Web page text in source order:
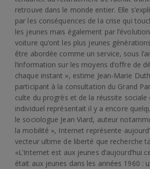
retrouve dans le monde entier. Elle
par les conséquences de la crise qui
les jeunes mais également par
voiture qu’ont les plus jeunes
être abordée comme un service, sous
l’information sur les moyens d’offre de
chaque instant », estime Jean-Marie
participant à la consultation du Grand
culte du progrès et de la réussite sociale
individuel représentait il y a encore
le sociologue Jean Viard, auteur
la mobilité », Internet représente
vecteur ultime de liberté que recherche
«L’Internet est aux jeunes d’aujourd’hui
était aux jeunes dans les années 1960 :